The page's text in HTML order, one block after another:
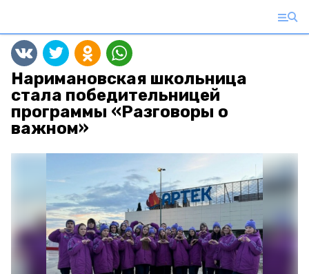
Наримановская школьница
стала победительницей
программы «Разговоры о
важном»